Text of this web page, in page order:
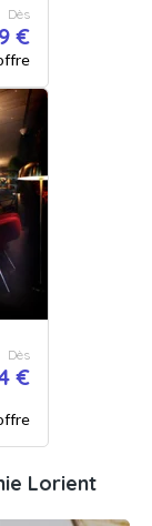
Dès
€
Dès
€
Lorient